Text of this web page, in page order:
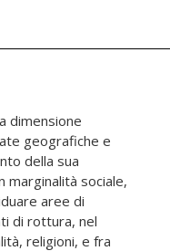
dimensione
geografiche e
della sua
marginalità sociale,
aree di
di rottura, nel
religioni, e fra
ne ha mai
a partire
nel titolo del
una sorta
come luogo
in termini di
all’infanzia nei